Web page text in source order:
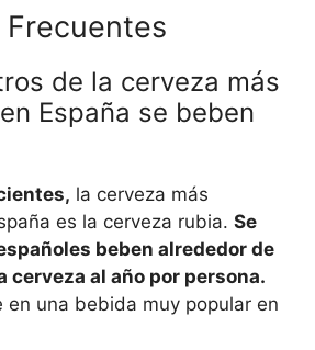
de la cerveza más
España se beben
la cerveza más
es la cerveza rubia. Se
beben alrededor de
cerveza al año por persona.
en una bebida muy popular en